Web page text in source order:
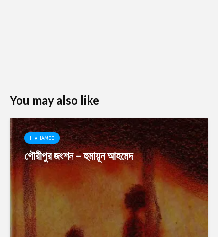
You may also like
H AHAMED
গৌরীপুর জংশন – হুমায়ূন আহমেদ